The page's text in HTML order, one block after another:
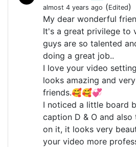
almost 4 years ago (Edited)
My dear wonderful
It's a great privilege to
guys are so talented
doing a great job..
I love your video
looks amazing and
friends.🥰🥰💞
I noticed a little board
caption D & O and
on it, it looks very
your video more